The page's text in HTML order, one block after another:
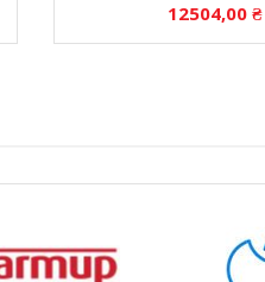
12504,00 ₴